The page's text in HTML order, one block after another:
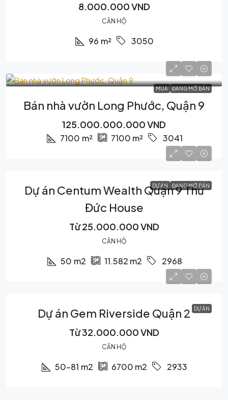
8.000.000 VND
CĂN HỘ
96 m² 3050
MUA ĐANG MỞ BÁN
Bán nhà vườn Long Phước, Quận 9
125.000.000.000 VND
7100 m² 7100 m² 3041
DỰ ÁN ĐANG MỞ BÁN
Dự án Centum Wealth Quận 9 Thủ
Đức House
Từ25.000.000 VND
CĂN HỘ
50 m2 11.582 m2 2968
DỰ ÁN
Dự án Gem Riverside Quận 2
Từ32.000.000 VND
CĂN HỘ
50-81 m2 6700 m2 2933